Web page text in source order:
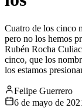
Cuatro de los cinco
pero no los hemos
Rubén Rocha
cinco, que los
los estamos
Felipe Guerrero
6 de mayo de